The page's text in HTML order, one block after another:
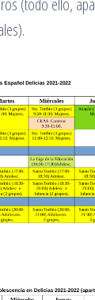
(todo ello,